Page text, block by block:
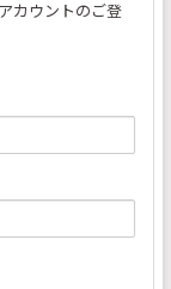
カウントのご登